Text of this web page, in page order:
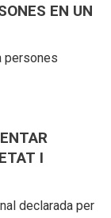
EN UN
persones
I
declarada per